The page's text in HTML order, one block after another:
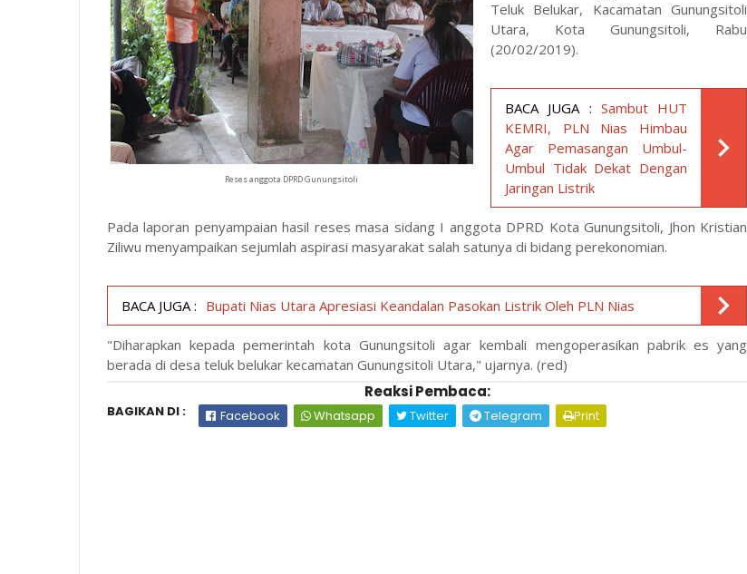
Reses anggota DPRD Gunungsitoli
Teluk Belukar, Kacamatan Gunungsitoli
Utara, Kota Gunungsitoli, Rabu
(20/02/2019).
BACA JUGA : Sambut HUT
KEMRI, PLN Nias Himbau
Agar Pemasangan Umbul-
Umbul Tidak Dekat Dengan
Jaringan Listrik
Pada laporan penyampaian hasil reses masa sidang I anggota DPRD Kota Gunungsitoli, Jhon Kristian
Ziliwu menyampaikan sejumlah aspirasi masyarakat salah satunya di bidang perekonomian.
BACA JUGA : Bupati Nias Utara Apresiasi Keandalan Pasokan Listrik Oleh PLN Nias
"Diharapkan kepada pemerintah kota Gunungsitoli agar kembali mengoperasikan pabrik es yang
berada di desa teluk belukar kecamatan Gunungsitoli Utara," ujarnya. (red)
Reaksi Pembaca:
BAGIKAN DI : Facebook Whatsapp Twitter Telegram Print